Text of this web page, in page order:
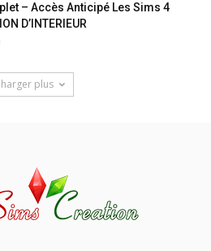
– Accès Anticipé Les Sims 4
D’INTERIEUR
plus